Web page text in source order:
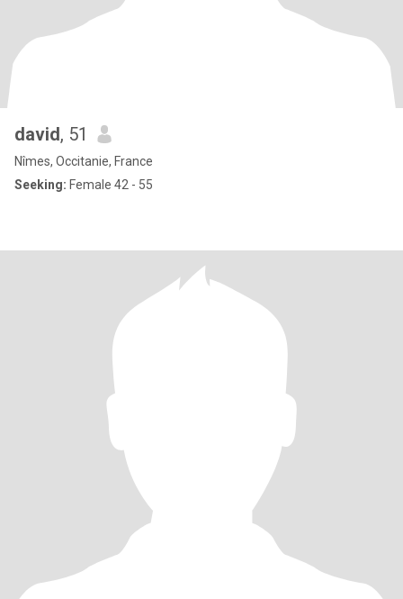
david, 51
Nîmes, Occitanie, France
Seeking: Female 42 - 55